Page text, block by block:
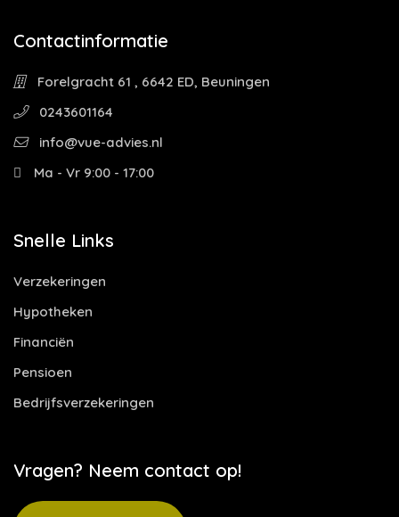
Contactinformatie
Forelgracht 61 , 6642 ED, Beuningen
0243601164
info@vue-advies.nl
Ma - Vr 9:00 - 17:00
Snelle Links
Verzekeringen
Hypotheken
Financiën
Pensioen
Bedrijfsverzekeringen
Vragen? Neem contact op!